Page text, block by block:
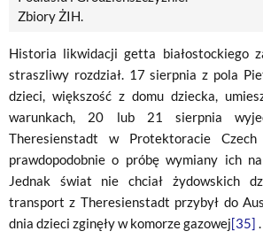
Zbiory ŻIH.
Historia likwidacji getta białostockiego
straszliwy rozdział. 17 sierpnia z pola
dzieci, większość z domu dziecka,
warunkach, 20 lub 21 sierpnia
Theresienstadt w Protektoracie
prawdopodobnie o próbę wymiany ich
Jednak świat nie chciał żydowskich
transport z Theresienstadt przybył do
dnia dzieci zginęły w komorze gazowej[35] .